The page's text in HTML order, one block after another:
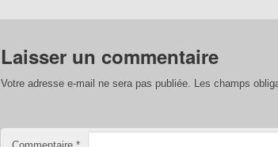
Laisser un commentaire
Votre adresse e-mail ne sera pas publiée. Les champs